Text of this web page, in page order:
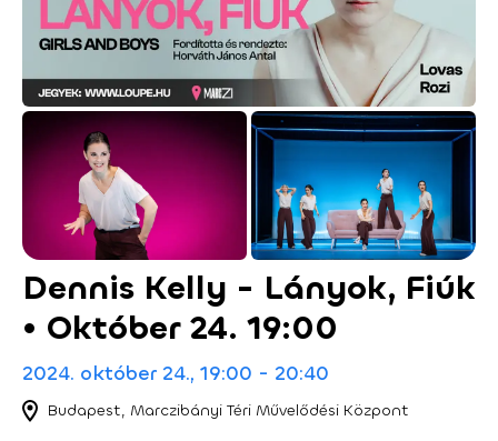
Dennis Kelly - Lányok, Fiúk
• Október 24. 19:00
2024. október 24., 19:00 - 20:40
Budapest, Marczibányi Téri Művelődési Központ